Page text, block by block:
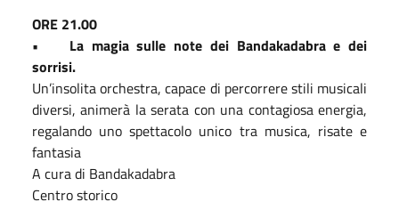
ORE 21.00
• La magia sulle note dei Bandakadabra e dei
sorrisi.
Un’insolita orchestra, capace di percorrere stili musicali
diversi, animerà la serata con una contagiosa energia,
regalando uno spettacolo unico tra musica, risate e
fantasia
A cura di Bandakadabra
Centro storico